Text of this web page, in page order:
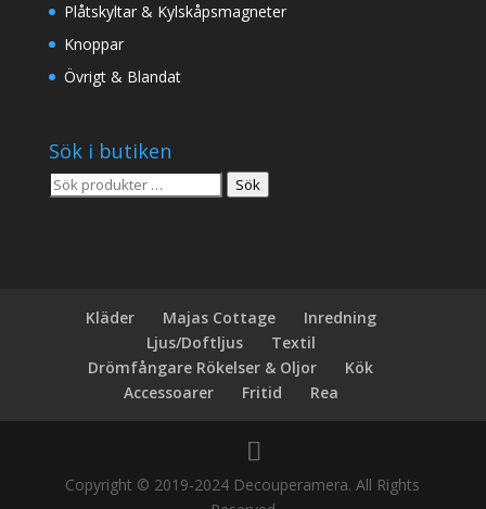
Plåtskyltar & Kylskåpsmagneter
Knoppar
Övrigt & Blandat
Sök i butiken
Sök
Sök
Kläder Majas Cottage
Inredning
Ljus/Doftljus
Textil
Drömfångare Rökelser & Oljor
Kök
Accessoarer
Fritid Rea
Copyright © 2019-2024 Decouperamera. All Rights